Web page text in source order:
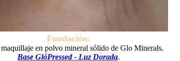
Fundación:
maquillaje en polvo mineral sólido de Glo Minerals.
Base GlóPressed - Luz Dorada.